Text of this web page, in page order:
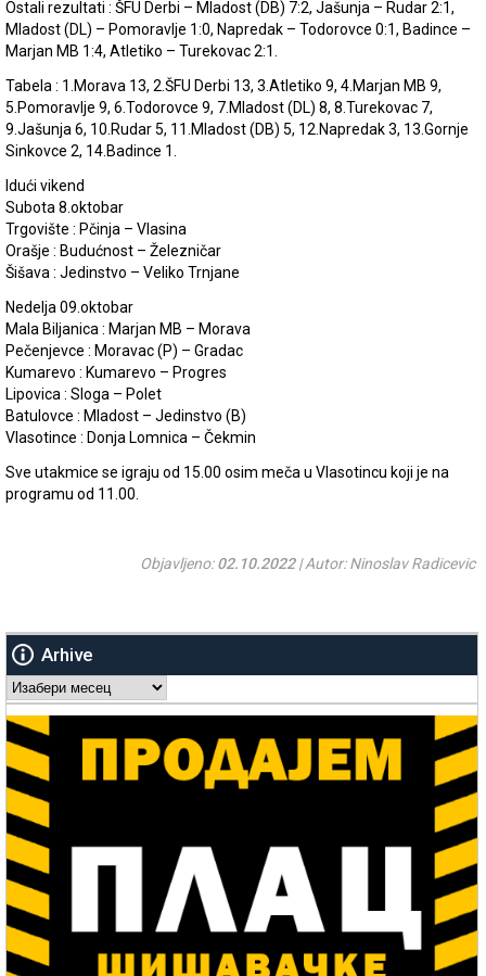
Ostali rezultati : ŠFU Derbi – Mladost (DB) 7:2, Jašunja – Rudar 2:1,
Mladost (DL) – Pomoravlje 1:0, Napredak – Todorovce 0:1, Badince –
Marjan MB 1:4, Atletiko – Turekovac 2:1.
Tabela : 1.Morava 13, 2.ŠFU Derbi 13, 3.Atletiko 9, 4.Marjan MB 9,
5.Pomoravlje 9, 6.Todorovce 9, 7.Mladost (DL) 8, 8.Turekovac 7,
9.Jašunja 6, 10.Rudar 5, 11.Mladost (DB) 5, 12.Napredak 3, 13.Gornje
Sinkovce 2, 14.Badince 1.
Idući vikend
Subota 8.oktobar
Trgovište : Pčinja – Vlasina
Orašje : Budućnost – Železničar
Šišava : Jedinstvo – Veliko Trnjane
Nedelja 09.oktobar
Mala Biljanica : Marjan MB – Morava
Pečenjevce : Moravac (P) – Gradac
Kumarevo : Kumarevo – Progres
Lipovica : Sloga – Polet
Batulovce : Mladost – Jedinstvo (B)
Vlasotince : Donja Lomnica – Čekmin
Sve utakmice se igraju od 15.00 osim meča u Vlasotincu koji je na
programu od 11.00.
Objavljeno:02.10.2022| Autor: Ninoslav Radicevic
Arhive
Arhive